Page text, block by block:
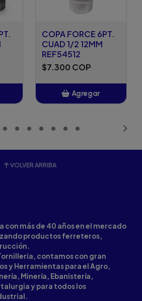
COPA FORCE 6PT.
CUAD 1/2 12MM
REF54512
$7.300 COP
Agregar
VOLVER ARRIBA
con más de 40 años en el mercado
productos ferreteros,
contamos con gran
y Herramientas para el Agro,
Minería, Ebanistería,
y para todos los